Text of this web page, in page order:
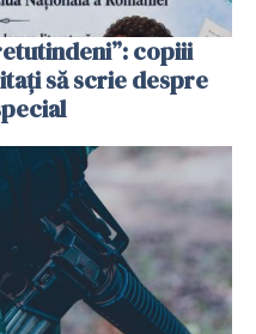
copiii
să scrie despre